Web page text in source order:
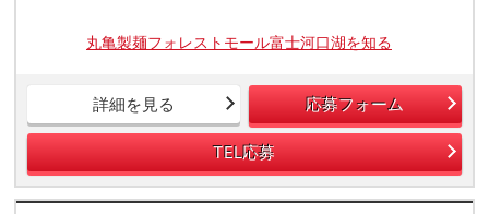
丸亀製麺フォレストモール富士河口湖を知る
詳細を見る 応募フォーム
TEL応募